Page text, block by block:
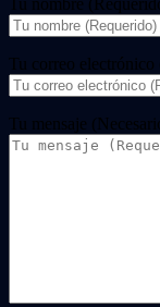
Tu nombre
Tu correo
Tu mensaje